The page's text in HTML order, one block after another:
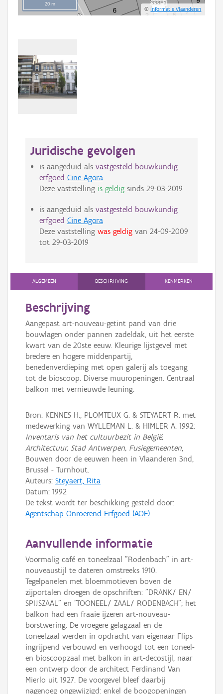
20 m
©Informatie Vlaanderen
Juridische gevolgen
is aangeduid als vastgesteld bouwkundig
erfgoed Cine Agora
Deze vaststelling is geldigsinds 29-03-2019
is aangeduid als vastgesteld bouwkundig
erfgoed Cine Agora
Deze vaststelling was geldigvan 24-09-2009
tot 29-03-2019
ALGEMEEN BESCHRIJVING KENMERKEN
Beschrijving
Aangepast art-nouveau-getint pand van drie
bouwlagen onder pannen zadeldak, uit het eerste
kwart van de 20ste eeuw. Kleurige lijstgevel met
bredere en hogere middenpartij,
benedenverdieping met open galerij als toegang
tot de bioscoop. Diverse muuropeningen. Centraal
balkon met vernieuwde leuning.
Bron: KENNES H., PLOMTEUX G. & STEYAERT R. met
medewerking van WYLLEMAN L. & HIMLER A. 1992:
Inventaris van het cultuurbezit in België,
Architectuur, Stad Antwerpen, Fusiegemeenten,
Bouwen door de eeuwen heen in Vlaanderen 3nd,
Brussel - Turnhout.
Auteurs: Steyaert, Rita
Datum: 1992
De tekst wordt ter beschikking gesteld door:
Agentschap Onroerend Erfgoed (AOE)
Aanvullende informatie
Voormalig café en toneelzaal "Rodenbach" in art-
nouveaustijl te dateren omstreeks 1910.
Tegelpanelen met bloemmotieven boven de
zijportalen droegen de opschriften: "DRANK/ EN/
SPIJSZAAL" en "TOONEEL/ ZAAL/ RODENBACH"; het
balkon had een fraaie ijzeren art-nouveau-
borstwering. De vroegere gelagzaal en de
toneelzaal werden in opdracht van eigenaar Flips
ingrijpend verbouwd en verhoogd tot een toneel-
en bioscoopzaal met balkon in art-decostijl, naar
een ontwerp door de architect Ferdinand Van
Mierlo uit 1927. De voorgevel bleef daarbij
nagenoeg ongewijzigd: enkel de boogopeningen